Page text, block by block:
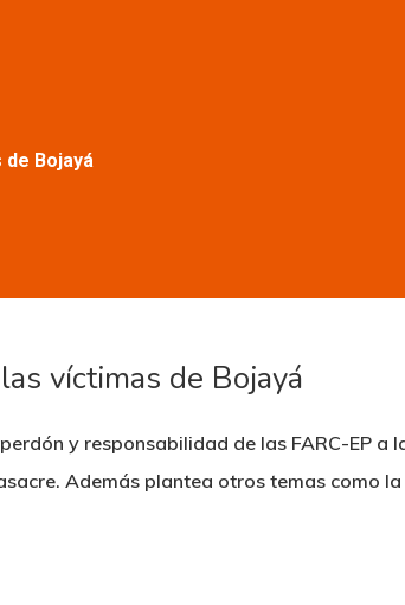
de Bojayá
víctimas de Bojayá
y responsabilidad de las FARC-EP a
Además plantea otros temas como